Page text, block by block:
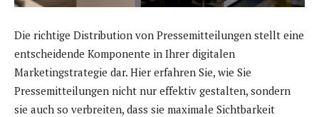
Die richtige Distribution von Pressemitteilungen stellt eine
entscheidende Komponente in Ihrer digitalen
Marketingstrategie dar. Hier erfahren Sie, wie Sie
Pressemitteilungen nicht nur effektiv gestalten, sondern
sie auch so verbreiten, dass sie maximale Sichtbarkeit